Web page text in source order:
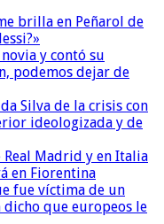
brilla en Peñarol de
y contó su
podemos dejar de
Silva de la crisis con
ideologizada y de
Real Madrid y en Italia
en Fiorentina
fue víctima de un
que europeos le